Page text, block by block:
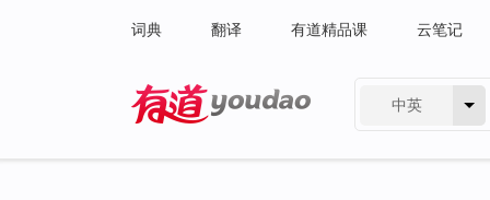
词典 翻译 有道精品课 云笔记
中英